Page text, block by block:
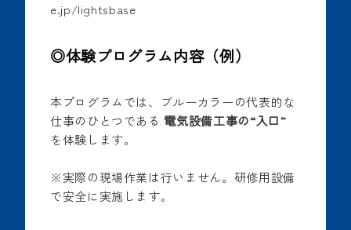
e.jp/lightsbase
◎体験プログラム内容（例）
本プログラムでは、ブルーカラーの代表的な
仕事のひとつである 電気設備工事の“入口”
を体験します。
※実際の現場作業は行いません。研修用設備
で安全に実施します。